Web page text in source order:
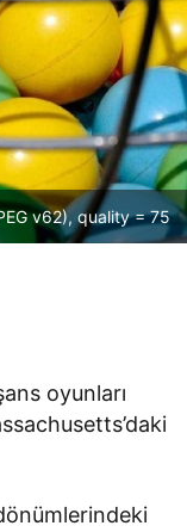
v62), quality = 75
oyunları